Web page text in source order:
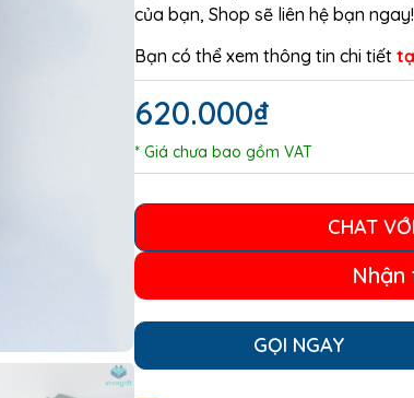
của bạn, Shop sẽ liên hệ bạn ngay!
Bạn có thể xem thông tin chi tiết
620.000₫
* Giá chưa bao gồm VAT
CHAT
Nhận
GỌI NGAY